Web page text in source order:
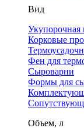
Вид
Корковые
Фен для
Сыроварни
Формы для
Объем, л